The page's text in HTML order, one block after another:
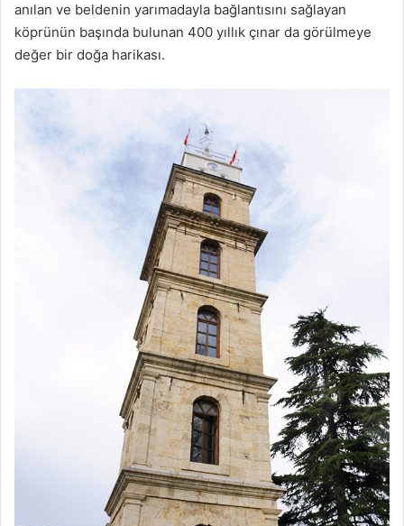
anılan ve beldenin yarımadayla bağlantısını sağlayan
köprünün başında bulunan 400 yıllık çınar da görülmeye
değer bir doğa harikası.